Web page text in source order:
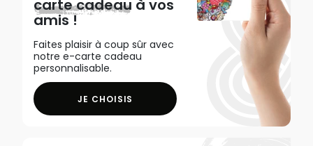
carte cadeau à vos
amis !
Faites plaisir à coup sûr avec
notre e-carte cadeau
personnalisable.
JE CHOISIS